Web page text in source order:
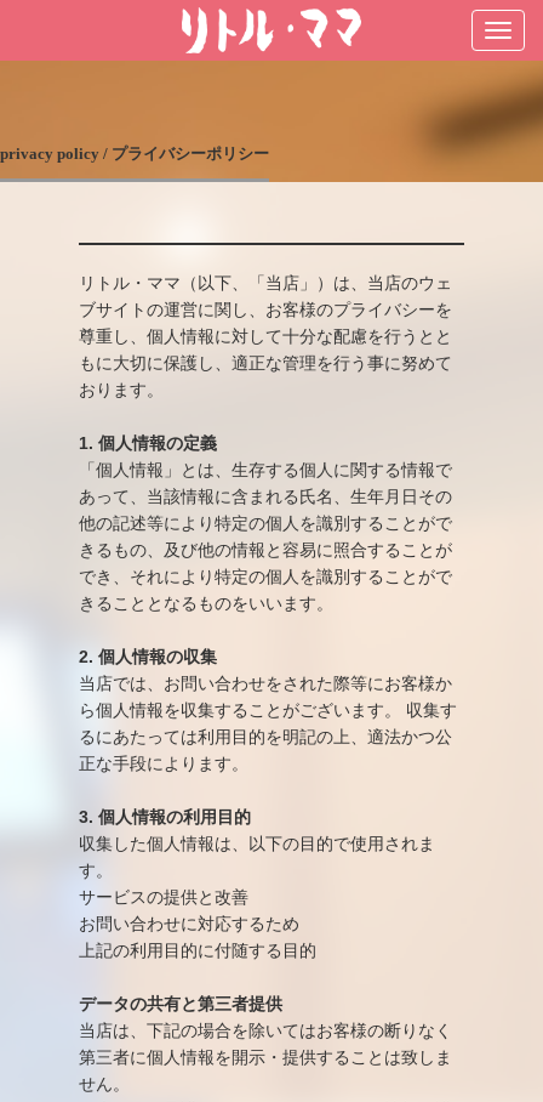
privacy policy / プライバシーポリシー
リトル・ママ（以下、「当店」）は、当店のウェ
ブサイトの運営に関し、お客様のプライバシーを
尊重し、個人情報に対して十分な配慮を行うとと
もに大切に保護し、適正な管理を行う事に努めて
おります。
1. 個人情報の定義
「個人情報」とは、生存する個人に関する情報で
あって、当該情報に含まれる氏名、生年月日その
他の記述等により特定の個人を識別することがで
きるもの、及び他の情報と容易に照合することが
でき、それにより特定の個人を識別することがで
きることとなるものをいいます。
2. 個人情報の収集
当店では、お問い合わせをされた際等にお客様か
ら個人情報を収集することがございます。 収集す
るにあたっては利用目的を明記の上、適法かつ公
正な手段によります。
3. 個人情報の利用目的
収集した個人情報は、以下の目的で使用されま
す。
サービスの提供と改善
お問い合わせに対応するため
上記の利用目的に付随する目的
データの共有と第三者提供
当店は、下記の場合を除いてはお客様の断りなく
第三者に個人情報を開示・提供することは致しま
せん。